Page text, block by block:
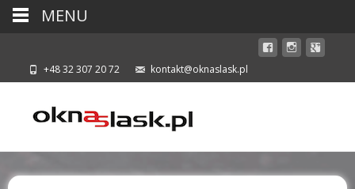
+48 32 307 20 72 kontakt@oknaslask.pl
MENU